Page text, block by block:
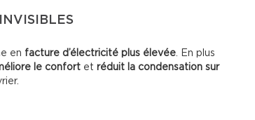
en facture d’électricité plus élevée. En plus
le confort et réduit la condensation sur